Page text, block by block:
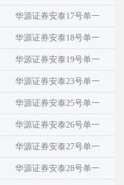
华源证券安泰17号单一
华源证券安泰18号单一
华源证券安泰19号单一
华源证券安泰23号单一
华源证券安泰25号单一
华源证券安泰26号单一
华源证券安泰27号单一
华源证券安泰28号单一